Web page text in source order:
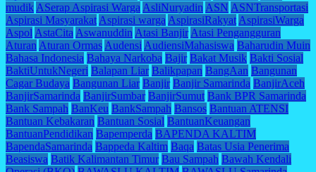
mudik ASerap Aspirasi Warga AsliNuryadin ASN ASNTransportasi
Aspirasi Masyarakat Aspirasi warga AspirasiRakyat AspirasiWarga
Aspol AstaCita Aswanuddin Atasi Banjir Atasi Pengangguran
Aturan Aturan Ormas Audensi AudiensiMahasiswa Baharudin Muin
Bahasa Indonesia Bahaya Narkoba Bajir Bakat Musik Bakti Sosial
BaktiUntukNegeri Balapan Liar Balikpapan BangAan Bangunan
Cagar Budaya Bangunan Liar Banjir Banjir Samarinda BanjirAceh
BanjirSamarinda BanjirSumbar BanjirSumut Bank BPR Samarinda
Bank Sampah BanKeu BankSampah Bansos Bantuan ATENSI
Bantuan Kebakaran Bantuan Sosial BantuanKeuangan
BantuanPendidikan Bapemperda BAPENDA KALTIM
BapendaSamarinda Bappeda Kaltim Baqa Batas Usia Penerima
Beasiswa Batik Kalimantan Timur Bau Sampah Bawah Kendali